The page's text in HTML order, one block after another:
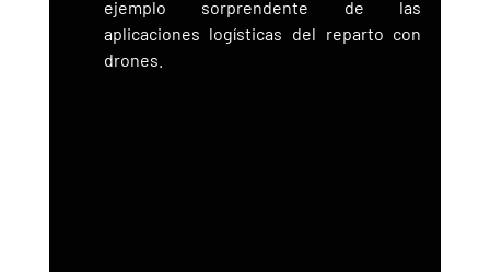
ejemplo sorprendente de las
aplicaciones logísticas del reparto con
drones.